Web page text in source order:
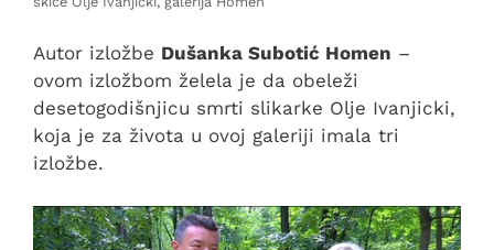
Autor izložbe Dušanka Subotić Homen –
ovom izložbom želela je da obeleži
desetogodišnjicu smrti slikarke Olje Ivanjicki,
koja je za života u ovoj galeriji imala tri
izložbe.